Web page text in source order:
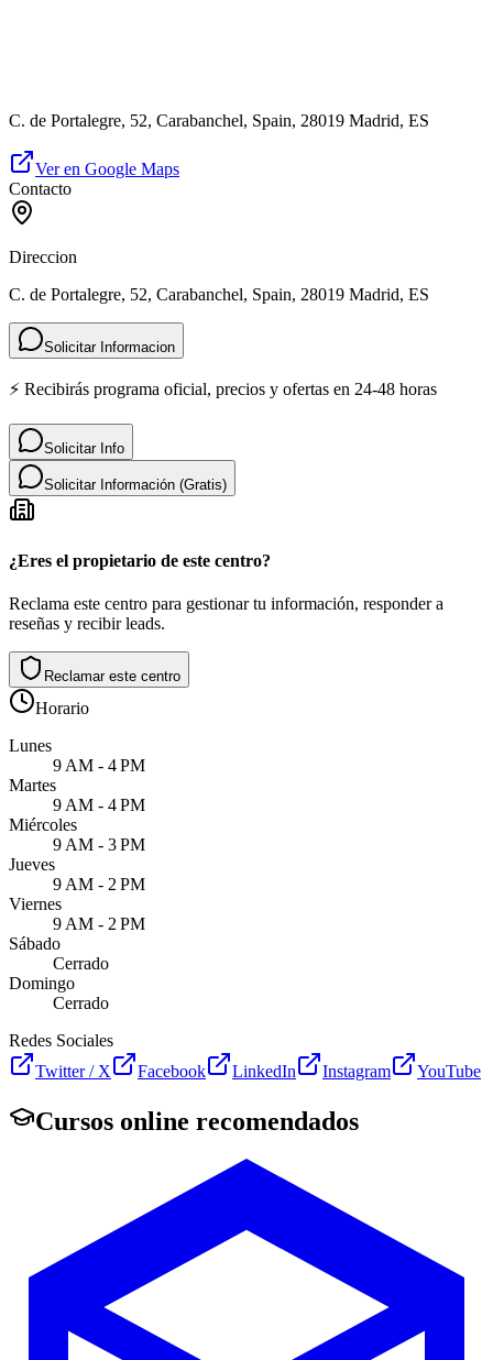
C. de Portalegre, 52, Carabanchel, Spain, 28019 Madrid, ES
Ver en Google Maps
Contacto
Direccion
C. de Portalegre, 52, Carabanchel, Spain, 28019 Madrid, ES
Solicitar Informacion
⚡ Recibirás programa oficial, precios y ofertas en 24-48 horas
Solicitar Info
Solicitar Información (Gratis)
¿Eres el propietario de este centro?
Reclama este centro para gestionar tu información, responder a
reseñas y recibir leads.
Reclamar este centro
Horario
Lunes
9 AM - 4 PM
Martes
9 AM - 4 PM
Miércoles
9 AM - 3 PM
Jueves
9 AM - 2 PM
Viernes
9 AM - 2 PM
Sábado
Cerrado
Domingo
Cerrado
Redes Sociales
Twitter / X
Facebook LinkedIn Instagram YouTube
Cursos online recomendados